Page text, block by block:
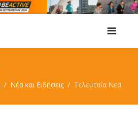
Νέα και Ειδήσεις Τελευταία Νεα